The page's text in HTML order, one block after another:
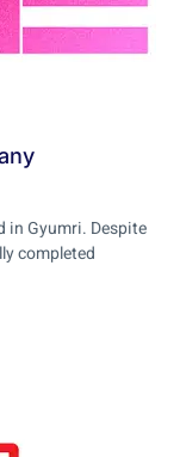
in Gyumri. Despite
completed